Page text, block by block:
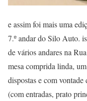
e assim foi mais uma
7.º andar do Silo Auto.
de vários andares na
mesa comprida linda,
dispostas e com
(com entradas, prato